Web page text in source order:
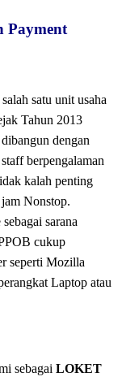
Payment
satu unit usaha
Tahun 2013
dengan
berpengalaman
kalah penting
Nonstop.
sarana
cukup
seperti Mozilla
Laptop atau
sebagai LOKET